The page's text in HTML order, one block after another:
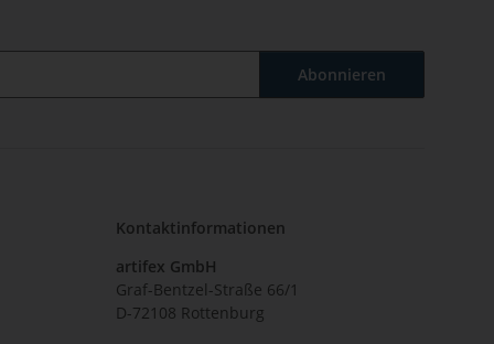
Abonnieren
Kontaktinformationen
artifex GmbH
Graf-Bentzel-Straße 66/1
D-72108 Rottenburg